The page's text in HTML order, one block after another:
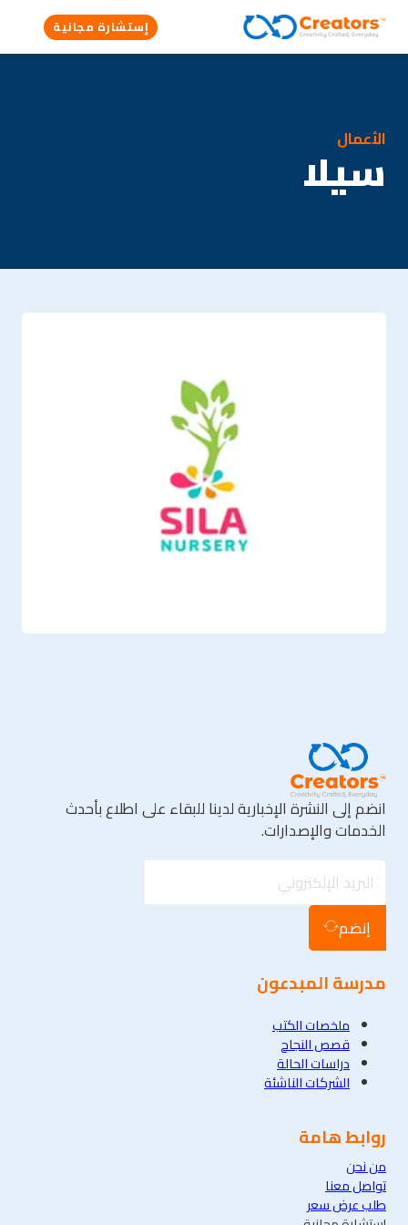
إستشارة مجانية
الأعمال
سيلا
انضم إلى النشرة الإخبارية لدينا للبقاء على اطلاع بأحدث
الخدمات والإصدارات.
إنضم
مدرسة المبدعون
ملخصات الكتب
قصص النجاح
دراسات الحالة
الشركات الناشئة
روابط هامة
من نحن
تواصل معنا
طلب عرض سعر